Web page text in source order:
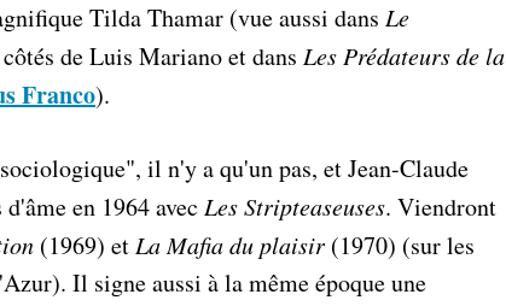
Tilda Thamar (vue aussi dans Le
de Luis Mariano et dans Les Prédateurs de la
Franco).
il n'y a qu'un pas, et Jean-Claude
en 1964 avec Les Stripteaseuses. Viendront
(1969) et La Mafia du plaisir (1970) (sur les
Il signe aussi à la même époque une